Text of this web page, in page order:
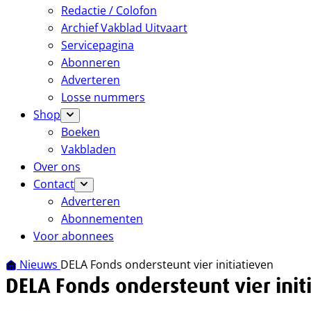
Redactie / Colofon
Archief Vakblad Uitvaart
Servicepagina
Abonneren
Adverteren
Losse nummers
Shop
Boeken
Vakbladen
Over ons
Contact
Adverteren
Abonnementen
Voor abonnees
Nieuws DELA Fonds ondersteunt vier initiatieven
DELA Fonds ondersteunt vier